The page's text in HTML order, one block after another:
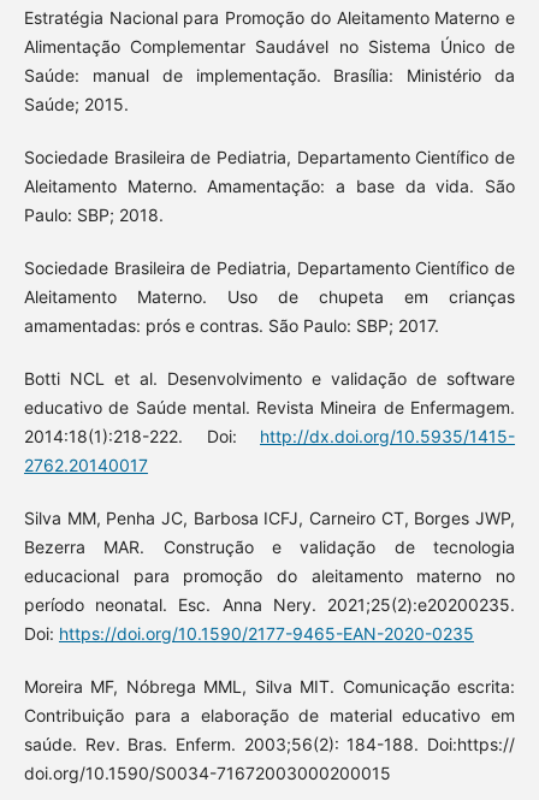
Estratégia Nacional para Promoção do Aleitamento Materno e
Alimentação Complementar Saudável no Sistema Único de
Saúde: manual de implementação. Brasília: Ministério da
Saúde; 2015.
Sociedade Brasileira de Pediatria, Departamento Científico de
Aleitamento Materno. Amamentação: a base da vida. São
Paulo: SBP; 2018.
Sociedade Brasileira de Pediatria, Departamento Científico de
Aleitamento Materno. Uso de chupeta em crianças
amamentadas: prós e contras. São Paulo: SBP; 2017.
Botti NCL et al. Desenvolvimento e validação de software
educativo de Saúde mental. Revista Mineira de Enfermagem.
2014:18(1):218-222. Doi: http://dx.doi.org/10.5935/1415-
2762.20140017
Silva MM, Penha JC, Barbosa ICFJ, Carneiro CT, Borges JWP,
Bezerra MAR. Construção e validação de tecnologia
educacional para promoção do aleitamento materno no
período neonatal. Esc. Anna Nery. 2021;25(2):e20200235.
Doi: https://doi.org/10.1590/2177-9465-EAN-2020-0235
Moreira MF, Nóbrega MML, Silva MIT. Comunicação escrita:
Contribuição para a elaboração de material educativo em
saúde. Rev. Bras. Enferm. 2003;56(2): 184-188. Doi:https://
doi.org/10.1590/S0034-71672003000200015